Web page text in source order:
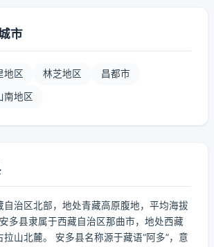
市
地区 林芝地区 昌都市
南地区
自治区北部，地处青藏高原腹地，平均海拔
多县隶属于西藏自治区那曲市，地处西藏
拉山北麓。 安多县名称源于藏语“阿多”，意